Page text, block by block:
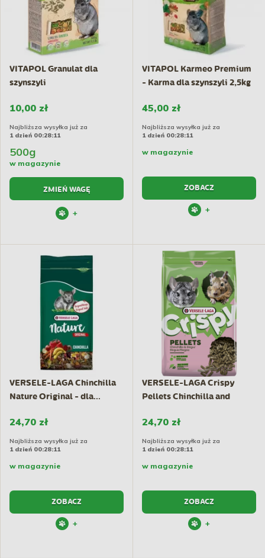
VITAPOL Granulat dla
szynszyli
10,00 zł
Najbliższa wysyłka już za
1 dzień 00:28:10
500g
w magazynie
ZMIEŃ WAGĘ
+
VITAPOL Karmeo Premium
- Karma dla szynszyli 2,5kg
45,00 zł
Najbliższa wysyłka już za
1 dzień 00:28:10
w magazynie
ZOBACZ
+
VERSELE-LAGA Chinchilla
Nature Original - dla...
24,70 zł
Najbliższa wysyłka już za
1 dzień 00:28:10
w magazynie
ZOBACZ
+
VERSELE-LAGA Crispy
Pellets Chinchilla and
24,70 zł
Najbliższa wysyłka już za
1 dzień 00:28:10
w magazynie
ZOBACZ
+